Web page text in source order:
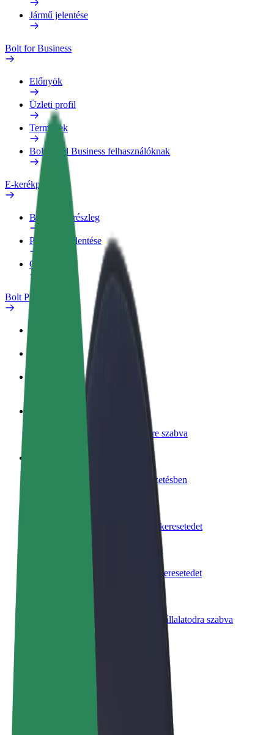
Jármű jelentése
Bolt for Business
Előnyök
Üzleti profil
Termékek
Bolt Food Business felhasználóknak
E-kerékpárok
Biztonsági részleg
Probléma jelentése
GYIK
Bolt Plus
Pénzkereseti lehetőség igényeidre szabva
Legyél futár és részesülj heti kifizetésben
Étterem vagy üzlet hozzáadása
Érj el több felhasználót és növeld keresetedet
Légy Bolt flottapartner és növeld keresetedet
Bolt termékek és szolgáltatások a vállalatodra szabva